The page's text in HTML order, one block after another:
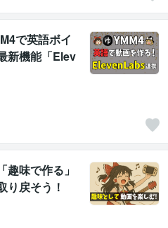
で英語ボイ
新機能「Elev
単に英語ナ
キー発行」
！
味で作る」
り戻そう！